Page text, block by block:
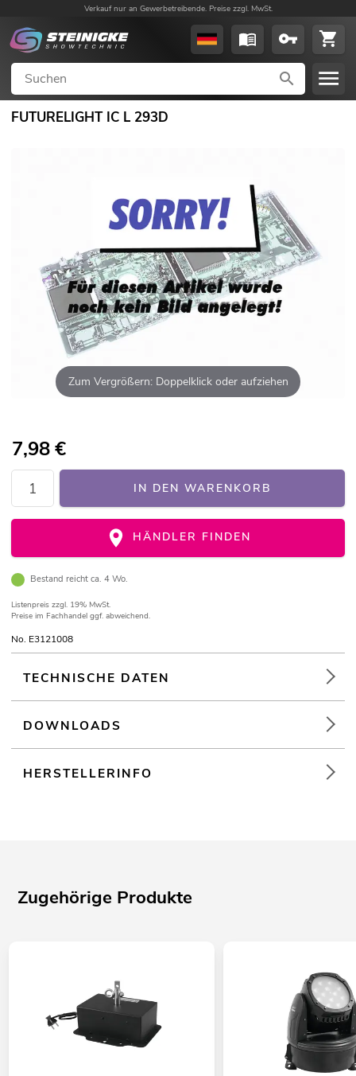
Verkauf nur an Gewerbetreibende. Preise zzgl. MwSt.
FUTURELIGHT IC L 293D
Zum Vergrößern: Doppelklick oder aufziehen
7,98€
IN DEN WARENKORB
HÄNDLER FINDEN
Bestand reicht ca. 4 Wo.
Listenpreis zzgl. 19% MwSt.
Preise im Fachhandel ggf. abweichend.
No. E3121008
TECHNISCHE DATEN
DOWNLOADS
HERSTELLERINFO
Zugehörige Produkte